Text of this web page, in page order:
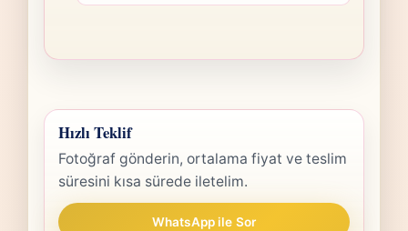
Hızlı Teklif
Fotoğraf gönderin, ortalama fiyat ve teslim
süresini kısa sürede iletelim.
WhatsApp ile Sor